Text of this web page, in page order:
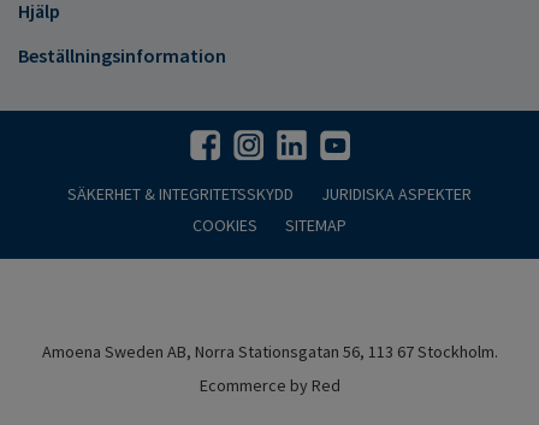
Hjälp
Beställningsinformation
SÄKERHET & INTEGRITETSSKYDD
JURIDISKA ASPEKTER
COOKIES
SITEMAP
Amoena Sweden AB, Norra Stationsgatan 56, 113 67 Stockholm.
Ecommerce by Red